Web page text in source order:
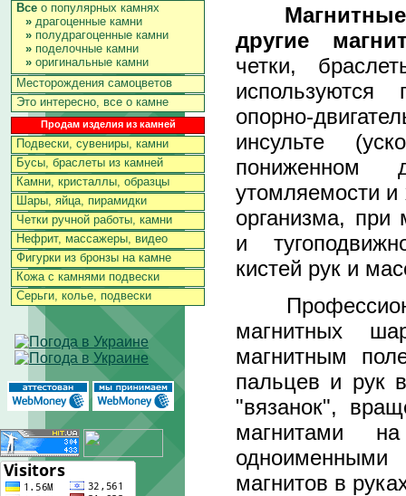
Все о популярных камнях
» драгоценные камни
» полудрагоценные камни
» поделочные камни
» оригинальные камни
Месторождения самоцветов
Это интересно, все о камне
Продам изделия из камней
Подвески, сувениры, камни
Бусы, браслеты из камней
Камни, кристаллы, образцы
Шары, яйца, пирамидки
Четки ручной работы, камни
Нефрит, массажеры, видео
Фигурки из бронзы на камне
Кожа с камнями подвески
Серьги, колье, подвески
другие
четки,
опорно-
инсульте
пониженном
утомляемости
организма, при
и
кистей рук и
магнитных
магнитным
пальцев и рук
"вязанок",
магнитами
магнитов в